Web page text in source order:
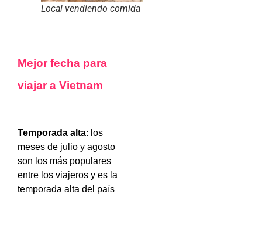
Local vendiendo comida
Mejor fecha para
viajar a Vietnam
Temporada alta: los
meses de julio y agosto
son los más populares
entre los viajeros y es la
temporada alta del país